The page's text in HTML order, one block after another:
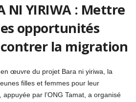
NI YIRIWA : Mettre
opportunités
la migration
œuvre du projet Bara ni yiriwa, la
filles et femmes pour leur
par l’ONG Tamat, a organisé